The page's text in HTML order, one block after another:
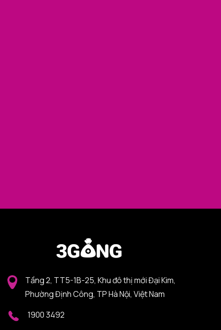
Tầng 2, TT5-1B-25, Khu đô thị mới Đại Kim,
Phường Định Công, TP Hà Nội, Việt Nam
1900 3492